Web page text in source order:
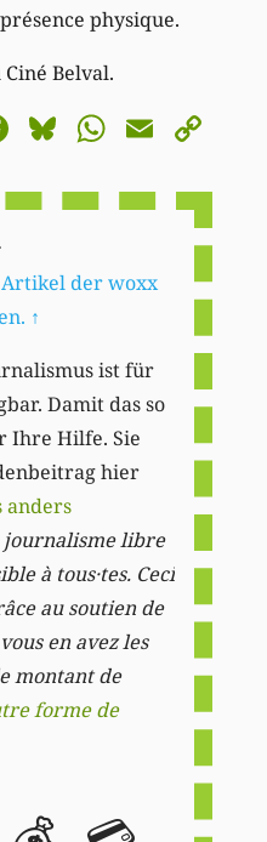
physique.
Ciné Belval.
Facebook
BlueskyEmail
Artikel der woxx
↑
ist für
Damit das so
Ihre Hilfe. Sie
hier
anders
libre
à tous·tes. Ceci
au soutien de
en avez les
montant de
forme de